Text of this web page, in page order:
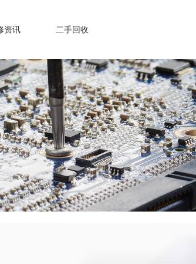
资讯 二手回收